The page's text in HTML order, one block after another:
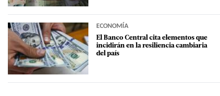
ECONOMÍA
El Banco Central cita elementos que
incidirán en la resiliencia cambiaria
del país